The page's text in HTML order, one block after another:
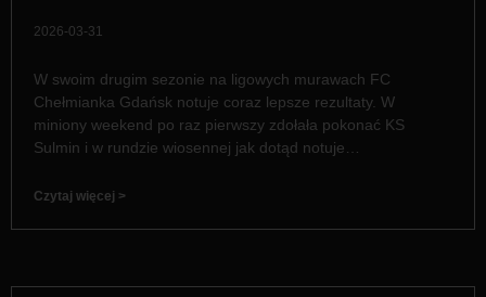
2026-03-31
W swoim drugim sezonie na ligowych murawach FC
Chełmianka Gdańsk notuje coraz lepsze rezultaty. W
miniony weekend po raz pierwszy zdołała pokonać KS
Sulmin i w rundzie wiosennej jak dotąd notuje…
Czytaj więcej >